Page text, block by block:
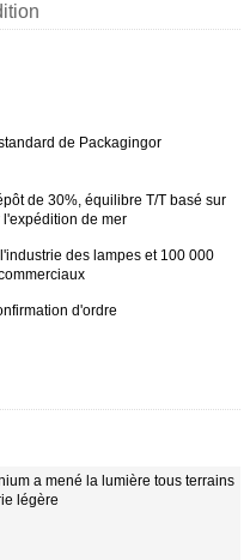
de Packagingor
de 30%, équilibre T/T basé sur
de mer
des lampes et 100 000
d'ordre
a mené la lumière tous terrains
légère